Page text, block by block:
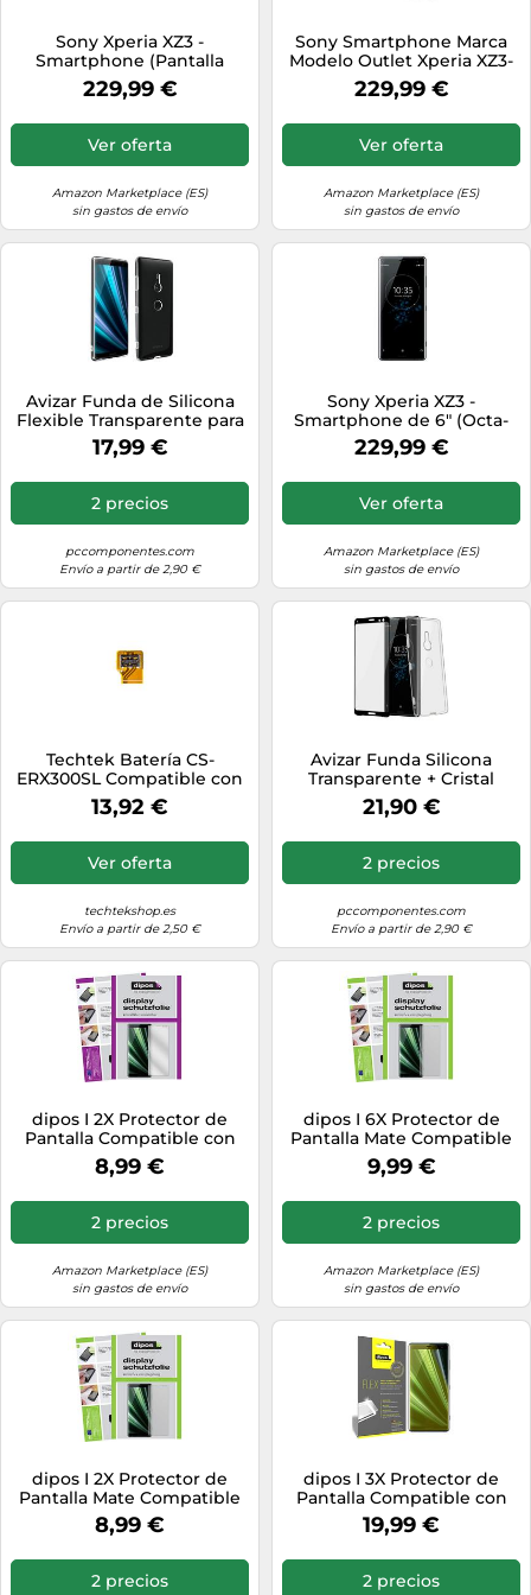
Sony Xperia XZ3 -
Smartphone (Pantalla
OLED de 15,2 cm (6"), SIM
única, 64 GB de Memoria
tecnología BRAVIA, IP68,
Android 9.0), Color Rojo
229,99 €
Ver oferta
Amazon Marketplace (ES)
sin gastos de envío
Sony Smartphone Marca
Modelo Outlet Xperia XZ3-
4G Smartphone - RAM 4
GB/Internal Memory 64 GB
229,99 €
Ver oferta
Amazon Marketplace (ES)
sin gastos de envío
Avizar Funda de Silicona
Flexible Transparente para
Sony Xperia XZ3
17,99 €
2 precios
pccomponentes.com
Envío a partir de 2,90 €
Sony Xperia XZ3 -
Smartphone de 6" (Octa-
Core 4x2.8/4x1.8 GHz, RAM
de 4 GB, Memoria de 64
GB, cámara de 19 MP,
Android 9.0) Color Negro
229,99 €
Ver oferta
Amazon Marketplace (ES)
sin gastos de envío
Techtek Batería CS-
ERX300SL Compatible con
801SO, H8416, H9436,
H9493, SO-01L, SOV39,
LIP1660ERPC
13,92 €
Ver oferta
techtekshop.es
Envío a partir de 2,50 €
Avizar Funda Silicona
Transparente + Cristal
Templado con Bordes
Negros para Sony Xperia
21,90 €
2 precios
pccomponentes.com
Envío a partir de 2,90 €
dipos I 2X Protector de
Pantalla Compatible con
Sony Xperia XZ3 pelicula
Protectora Claro
8,99 €
2 precios
Amazon Marketplace (ES)
sin gastos de envío
dipos I 6X Protector de
Pantalla Mate Compatible
con Sony Xperia XZ3
pelicula Protectora
9,99 €
2 precios
Amazon Marketplace (ES)
sin gastos de envío
dipos I 2X Protector de
Pantalla Mate Compatible
con Sony Xperia XZ3
pelicula Protectora
8,99 €
2 precios
dipos I 3X Protector de
Pantalla Compatible con
Sony Xperia XZ3 - Cobertura
100% Compatible con
Protectoras
19,99 €
2 precios